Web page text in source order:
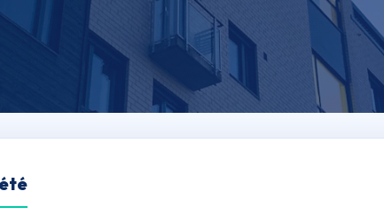
33000 BORDEAUX